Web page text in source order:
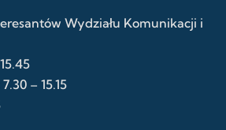
Wydziału Komunikacji i
– 15.15